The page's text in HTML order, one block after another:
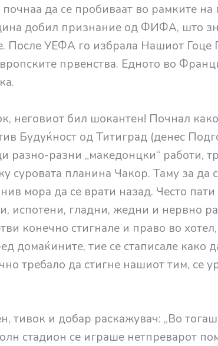
да се пробиваат во рамките
добил признание од ФИФА, што
После УЕФА го избрала Нашиот Гоце
првенства. Едното во
неговиот бил шокантен! Почнал
Будуќност од Титиград (денес
разно-разни „македонцки“ работи,
суровата планина Чакор. Таму за да
мора да се врати назад. Често пати
испотени, гладни, жедни и нервно
конечно стигнале и право во
домаќините, тие се стаписале како
требало да стигне нашиот тим, се
тивок и добар раскажувач: „Во
стадион се играше нетпреварот